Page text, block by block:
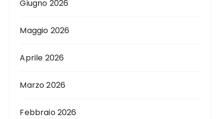
Giugno 2026
Maggio 2026
Aprile 2026
Marzo 2026
Febbraio 2026